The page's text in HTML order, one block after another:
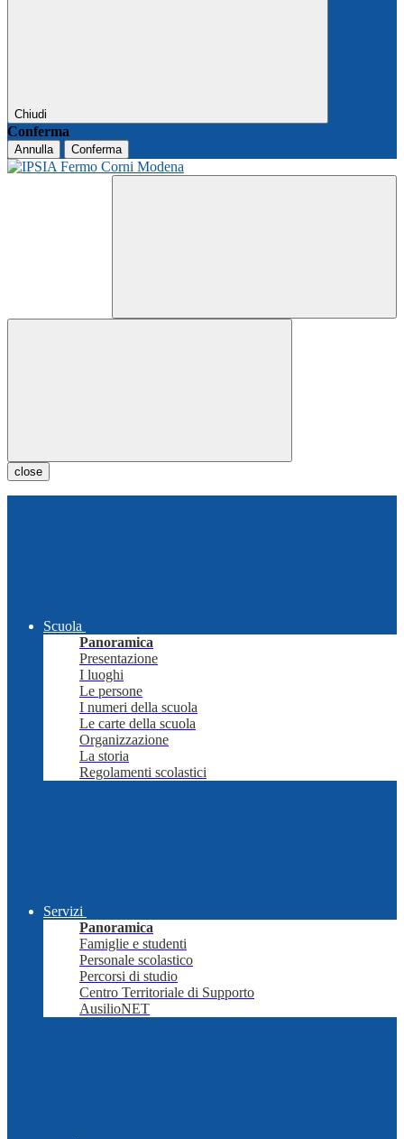
Chiudi
Conferma
Annulla Conferma
close
Scuola
Panoramica
Presentazione
I luoghi
Le persone
I numeri della scuola
Le carte della scuola
Organizzazione
La storia
Regolamenti scolastici
Servizi
Panoramica
Famiglie e studenti
Personale scolastico
Percorsi di studio
Centro Territoriale di Supporto
AusilioNET